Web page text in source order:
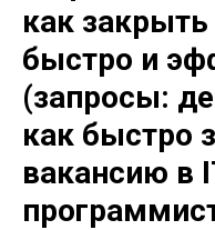
как
быстро и
(запросы:
как быстро
вакансию в